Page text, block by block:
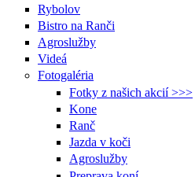
Rybolov
Bistro na Ranči
Agroslužby
Videá
Fotogaléria
Fotky z našich akcií >>>
Kone
Ranč
Jazda v koči
Agroslužby